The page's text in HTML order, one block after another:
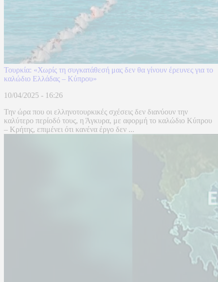
Τουρκία: «Χωρίς τη συγκατάθεσή μας δεν θα γίνουν έρευνες για το
καλώδιο Ελλάδας – Κύπρου»
10/04/2025 - 16:26
Την ώρα που οι ελληνοτουρκικές σχέσεις δεν διανύουν την
καλύτερο περίοδό τους, η Άγκυρα, με αφορμή το καλώδιο Κύπρου
– Κρήτης, επιμένει ότι κανένα έργο δεν ...